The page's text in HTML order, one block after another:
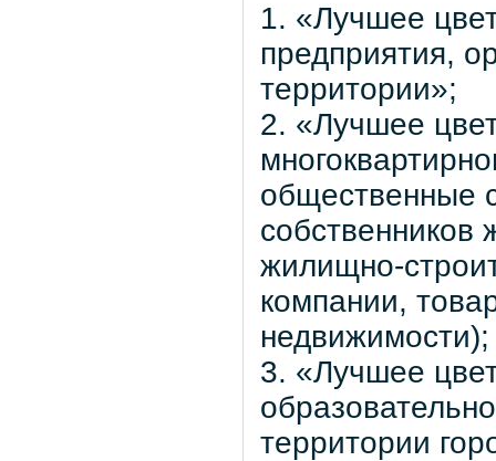
1. «Лучшее
предприятия,
территории»;
2. «Лучшее
общественные
жилищно-
компании,
недвижимости);
3. «Лучшее
территории